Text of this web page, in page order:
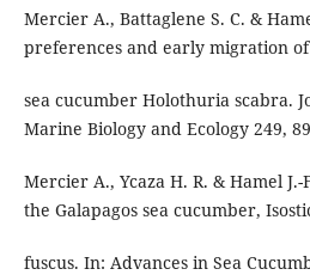
Mercier A., Battaglene S. C. &
preferences and early migration
sea cucumber Holothuria scabra.
Marine Biology and Ecology 249,
Mercier A., Ycaza H. R. & Hamel
the Galapagos sea cucumber,
fuscus. In: Advances in Sea